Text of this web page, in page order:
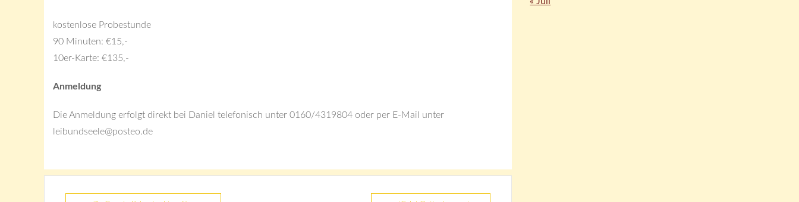
kostenlose Probestunde
90 Minuten: €15,-
10er-Karte: €135,-
Anmeldung
Die Anmeldung erfolgt direkt bei Daniel telefonisch unter 0160/4319804 oder per E-Mail unter
leibundseele@posteo.de